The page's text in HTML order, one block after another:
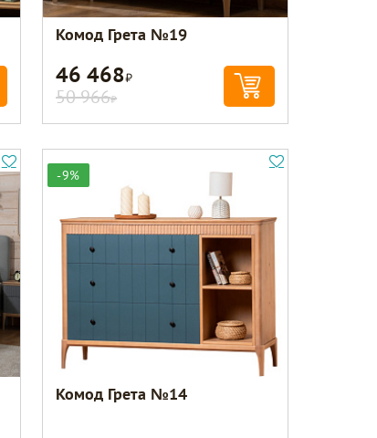
Комод Грета №19
46 468Р
50 966Р
-9%
Комод Грета №14